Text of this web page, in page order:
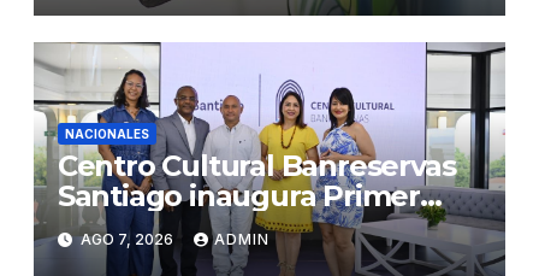
NACIONALES
Centro Cultural Banreservas
Santiago inaugura Primer
Congreso de Artesanos de
Santiago
AGO 7, 2026 ADMIN